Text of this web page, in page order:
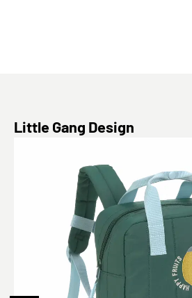
Produktgalerie überspringen
Little Gang Design